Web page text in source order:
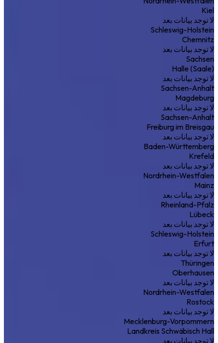
Kiel
لا توجد بيانات بعد
Schleswig-Holstein
Chemnitz
لا توجد بيانات بعد
Sachsen
Halle (Saale)
لا توجد بيانات بعد
Sachsen-Anhalt
Magdeburg
لا توجد بيانات بعد
Sachsen-Anhalt
Freiburg im Breisgau
لا توجد بيانات بعد
Baden-Württemberg
Krefeld
لا توجد بيانات بعد
Nordrhein-Westfalen
Mainz
لا توجد بيانات بعد
Rheinland-Pfalz
Lübeck
لا توجد بيانات بعد
Schleswig-Holstein
Erfurt
لا توجد بيانات بعد
Thüringen
Oberhausen
لا توجد بيانات بعد
Nordrhein-Westfalen
Rostock
لا توجد بيانات بعد
Mecklenburg-Vorpommern
Landkreis Schwäbisch Hall
لا توجد بيانات بعد